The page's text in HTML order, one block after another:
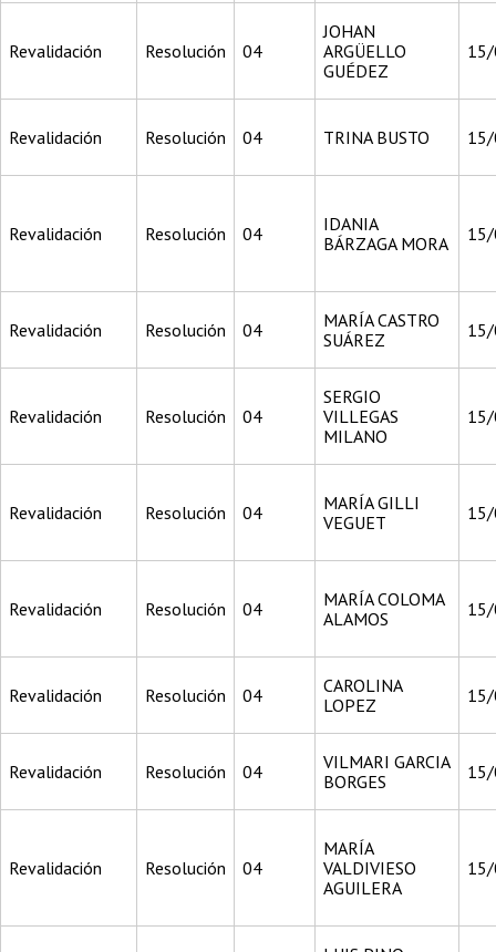
Revalidación Resolución 04
JOHAN
ARGÜELLO
GUÉDEZ
Revalidación Resolución 04 TRINA BUSTO
Revalidación Resolución 04
IDANIA
BÁRZAGA MORA
Revalidación Resolución 04
MARÍA CASTRO
SUÁREZ
Revalidación Resolución 04
SERGIO
VILLEGAS
MILANO
Revalidación Resolución 04
MARÍA GILLI
VEGUET
Revalidación Resolución 04
MARÍA COLOMA
ALAMOS
Revalidación Resolución 04
CAROLINA
LOPEZ
Revalidación Resolución 04
VILMARI GARCIA
BORGES
Revalidación Resolución 04
MARÍA
VALDIVIESO
AGUILERA